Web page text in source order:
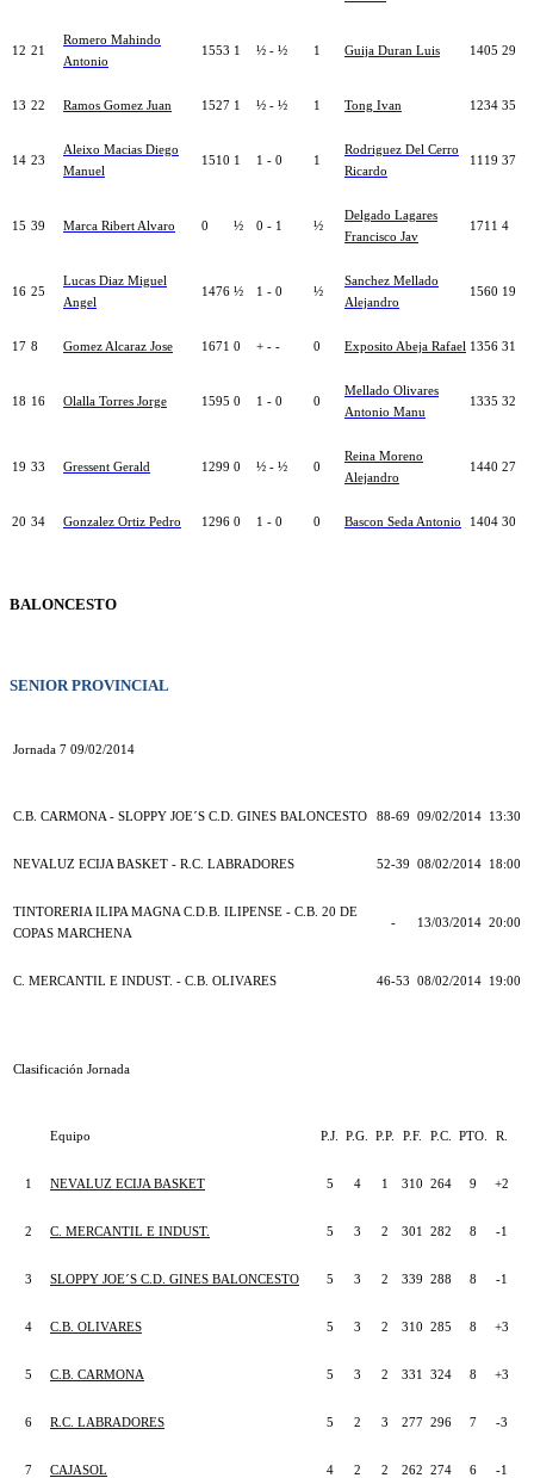
12 21
Romero Mahindo
Antonio
1553 1 ½ - ½ 1 Guija Duran Luis 1405 29
13 22 Ramos Gomez Juan 1527 1 ½ - ½ 1 Tong Ivan 1234 35
14 23
Aleixo Macias Diego
Manuel
1510 1 1 - 0 1
Rodriguez Del Cerro
Ricardo
1119 37
15 39 Marca Ribert Alvaro 0 ½ 0 - 1 ½
Delgado Lagares
Francisco Jav
1711 4
16 25
Lucas Diaz Miguel
Angel
1476 ½ 1 - 0 ½
Sanchez Mellado
Alejandro
1560 19
17 8 Gomez Alcaraz Jose 1671 0 + - - 0 Exposito Abeja Rafael 1356 31
18 16 Olalla Torres Jorge 1595 0 1 - 0 0
Mellado Olivares
Antonio Manu
1335 32
19 33 Gressent Gerald 1299 0 ½ - ½ 0
Reina Moreno
Alejandro
1440 27
20 34 Gonzalez Ortiz Pedro 1296 0 1 - 0 0 Bascon Seda Antonio 1404 30
BALONCESTO
SENIOR PROVINCIAL
Jornada 7 09/02/2014
C.B. CARMONA - SLOPPY JOE´S C.D. GINES BALONCESTO 88-69 09/02/2014 13:30
NEVALUZ ECIJA BASKET - R.C. LABRADORES 52-39 08/02/2014 18:00
TINTORERIA ILIPA MAGNA C.D.B. ILIPENSE - C.B. 20 DE
COPAS MARCHENA
- 13/03/2014 20:00
C. MERCANTIL E INDUST. - C.B. OLIVARES 46-53 08/02/2014 19:00
Clasificación Jornada
Equipo P.J. P.G. P.P. P.F. P.C. PTO. R.
1 NEVALUZ ECIJA BASKET 5 4 1 310 264 9 +2
2 C. MERCANTIL E INDUST. 5 3 2 301 282 8 -1
3 SLOPPY JOE´S C.D. GINES BALONCESTO 5 3 2 339 288 8 -1
4 C.B. OLIVARES 5 3 2 310 285 8 +3
5 C.B. CARMONA 5 3 2 331 324 8 +3
6 R.C. LABRADORES 5 2 3 277 296 7 -3
7 CAJASOL 4 2 2 262 274 6 -1